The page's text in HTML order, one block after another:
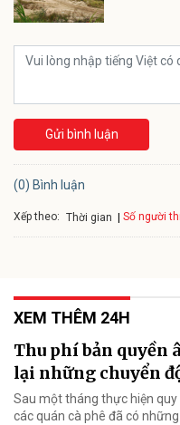
Gửi bình luận
(0) Bình luận
Xếp theo: Thời gian Số người
XEM THÊM 24H
Thu phí bản quyền
lại những chuyển
Sau một tháng thực hiện
các quán cà phê đã có